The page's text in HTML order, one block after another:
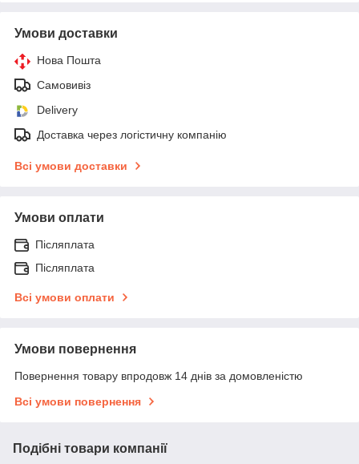
Умови доставки
Нова Пошта
Самовивіз
Delivery
Доставка через логістичну компанію
Всі умови доставки
Умови оплати
Післяплата
Післяплата
Всі умови оплати
Умови повернення
Повернення товару впродовж 14 днів за домовленістю
Всі умови повернення
Подібні товари компанії